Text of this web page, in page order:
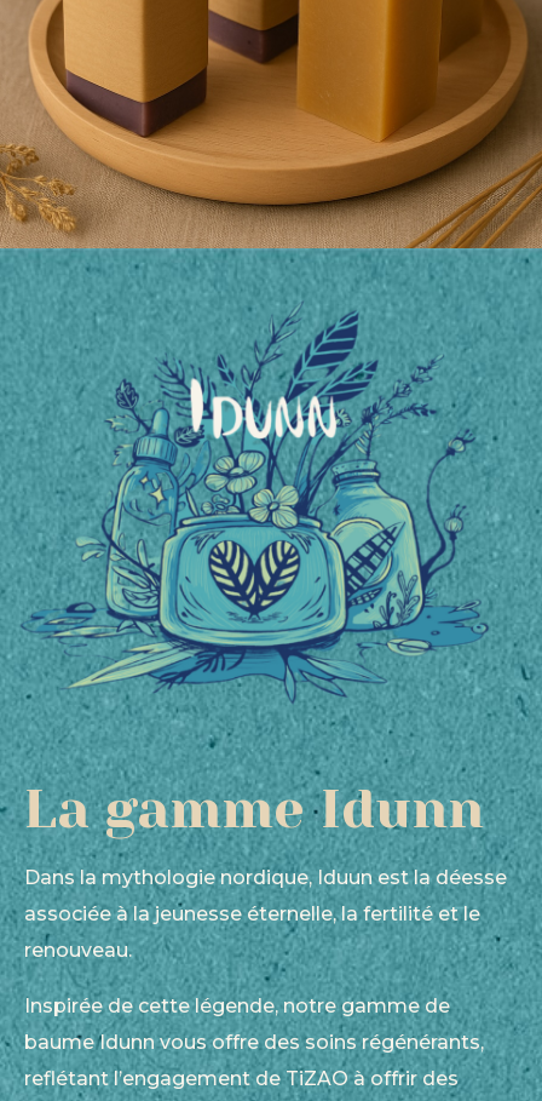
La gamme Idunn
Dans la mythologie nordique, Iduun est la déesse
associée à la jeunesse éternelle, la fertilité et le
renouveau.
Inspirée de cette légende, notre gamme de
baume Idunn vous offre des soins régénérants,
reflétant l’engagement de TiZAO à offrir des